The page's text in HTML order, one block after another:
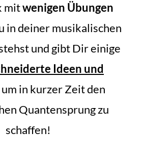
mitwenigen Übungen
in deiner musikalischen
und gibt Dir einige
Ideen und
um in kurzer Zeit den
Quantensprung zu
schaffen!